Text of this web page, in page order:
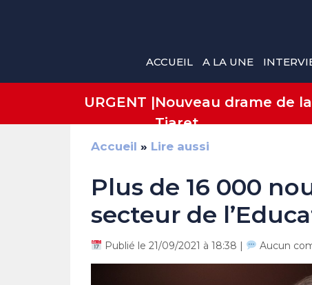
ACCUEIL A LA UNE
URGENT |Nouveau drame de
Tiaret
Accueil » Lire aussi
Plus de 16 000
secteur de
Publié le 21/09/2021 à 18:38 | Aucun